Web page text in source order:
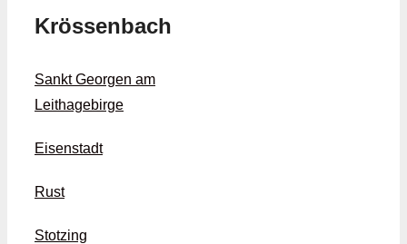
Krössenbach
Sankt Georgen am
Leithagebirge
Eisenstadt
Rust
Stotzing